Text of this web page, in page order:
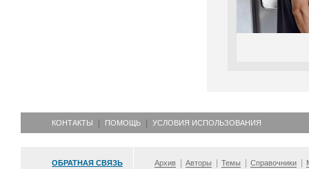
КОНТАКТЫ ПОМОЩЬ УСЛОВИЯ ИСПОЛЬЗОВАНИЯ
ОБРАТНАЯ СВЯЗЬ Архив Авторы Темы Справочники